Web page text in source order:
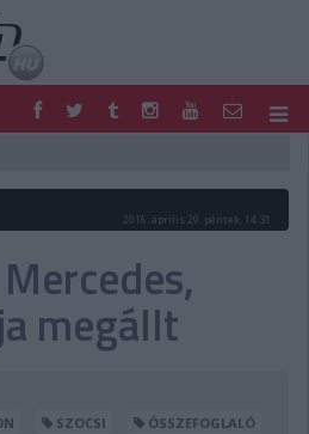
MOTOR
SHOP
TIPPJÁTÉK
PONTÁLLÁSOK
2016. április 29. péntek, 14:31
megállt
SZOCSI
ÖSSZEFOGLALÓ